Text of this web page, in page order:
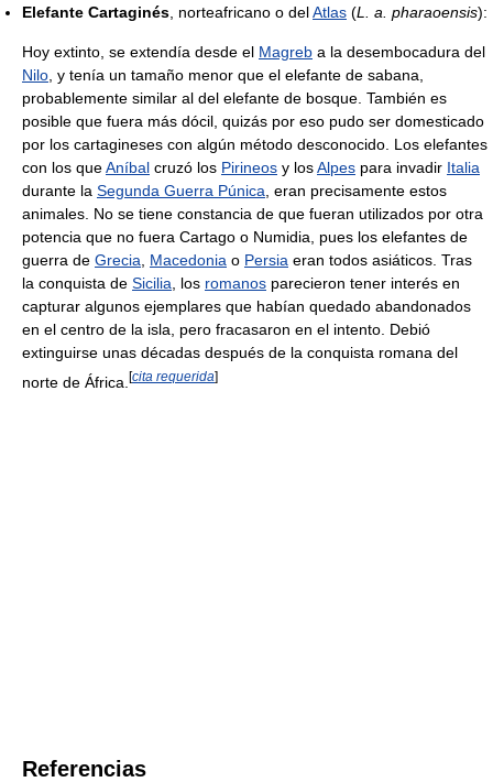
Elefante Cartaginés, norteafricano o delAtlas (L. a. pharaoensis):
Hoy extinto, se extendía desde el Magreb a la desembocadura del
Nilo, y tenía un tamaño menor que el elefante de sabana,
probablemente similar al del elefante de bosque. También es
posible que fuera más dócil, quizás por eso pudo ser domesticado
por los cartagineses con algún método desconocido. Los elefantes
con los queAníbal cruzó los Pirineos y losAlpes para invadir Italia
durante la Segunda Guerra Púnica, eran precisamente estos
animales. No se tiene constancia de que fueran utilizados por otra
potencia que no fuera Cartago o Numidia, pues los elefantes de
guerra de Grecia, Macedonia o Persia eran todos asiáticos. Tras
la conquista de Sicilia, los romanos parecieron tener interés en
capturar algunos ejemplares que habían quedado abandonados
en el centro de la isla, pero fracasaron en el intento. Debió
extinguirse unas décadas después de la conquista romana del
norte de África. [cita requerida]
Referencias